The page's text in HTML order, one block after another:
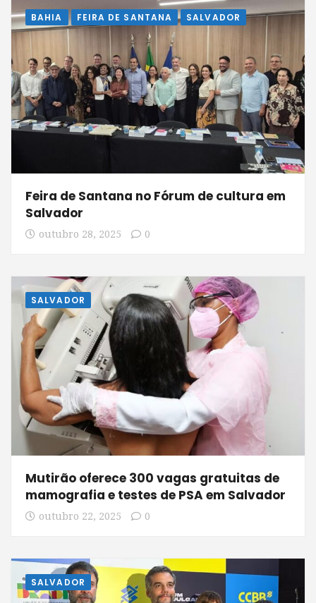
BAHIA FEIRA DE SANTANA SALVADOR
Feira de Santana no Fórum de cultura em
Salvador
outubro 28, 2025 0
SALVADOR
Mutirão oferece 300 vagas gratuitas de
mamografia e testes de PSA em Salvador
outubro 22, 2025 0
SALVADOR